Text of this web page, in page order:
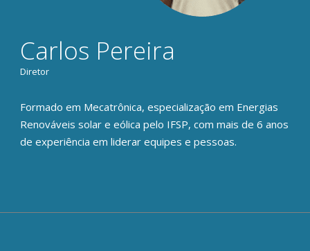
Carlos Pereira
Diretor
Formado em Mecatrônica, especialização em Energias
Renováveis solar e eólica pelo IFSP, com mais de 6 anos
de experiência em liderar equipes e pessoas.